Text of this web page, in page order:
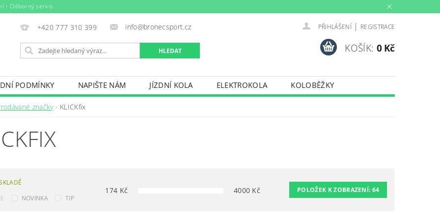
• Odborný servis
+420 777 310 399 info@bronecsport.cz PŘIHLÁŠENÍ | REGISTRACE
KOŠÍK: 0 Kč
PODMÍNKY NAPIŠTE NÁM JÍZDNÍ KOLA ELEKTROKOLA
KOLOBĚŽKY
DOPLŇKY TRETRY
BAZÉNY
značky KLICKfix
NOVINKA TIP
174 Kč 4000 Kč POLOŽEK K ZOBRAZENÍ: 64